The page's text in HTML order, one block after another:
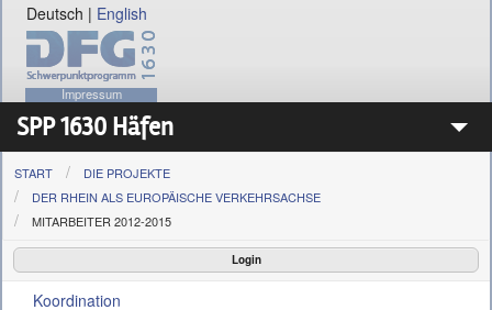
Deutsch | English
Impressum
SPP 1630 Häfen
Das Schwerpunktprogramm 1630
Die Projekte
START
DIE PROJEKTE
DER RHEIN ALS EUROPÄISCHE VERKEHRSACHSE
MITARBEITER 2012-2015
Login
Koordination